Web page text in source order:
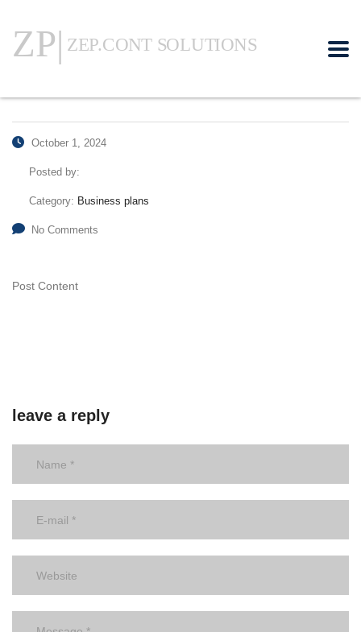
October 1, 2024
Posted by:
Category: Business plans
No Comments
Post Content
leave a reply